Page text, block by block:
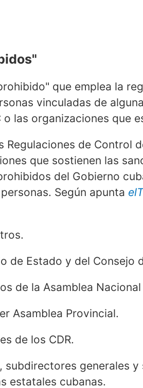
que emplea la
vinculadas de
o las organizaciones que
Regulaciones de Control
que sostienen las
del Gobierno
Según apunta
de Estado y del Consejo
de la Asamblea
Asamblea Provincial.
de los CDR.
subdirectores generales y
estatales cubanas.